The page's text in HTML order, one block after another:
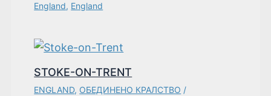
England, England
STOKE-ON-TRENT
ENGLAND, ОБЕДИНЕНО КРАЛСТВО /